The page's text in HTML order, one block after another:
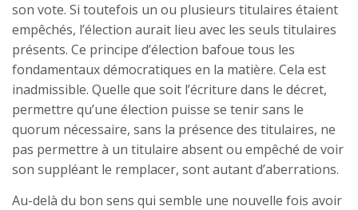
son vote. Si toutefois un ou plusieurs titulaires étaient
empêchés, l’élection aurait lieu avec les seuls titulaires
présents. Ce principe d’élection bafoue tous les
fondamentaux démocratiques en la matière. Cela est
inadmissible. Quelle que soit l’écriture dans le décret,
permettre qu’une élection puisse se tenir sans le
quorum nécessaire, sans la présence des titulaires, ne
pas permettre à un titulaire absent ou empêché de voir
son suppléant le remplacer, sont autant d’aberrations.
Au-delà du bon sens qui semble une nouvelle fois avoir